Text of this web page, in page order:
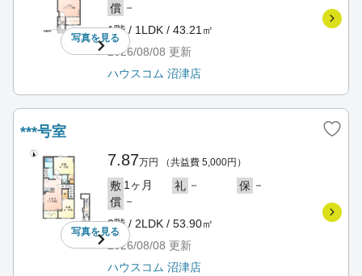
写真を見る
償 －
1階 / 1LDK / 43.21㎡
2026/08/08 更新
ハウスコム 沼津店
***号室
写真を見る
7.87万円 （共益費 5,000円）
敷 1ヶ月 礼 － 保 －
償 －
2階 / 2LDK / 53.90㎡
2026/08/08 更新
ハウスコム 沼津店